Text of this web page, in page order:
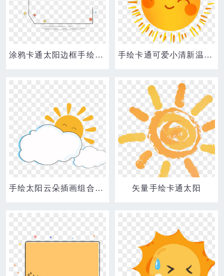
涂鸦卡通太阳边框手绘设计 手绘卡通可爱小清新温暖太阳符号表情
手绘太阳云朵插画组合元素 矢量手绘卡通太阳